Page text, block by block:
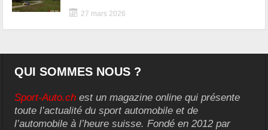
27 mars 2026
QUI SOMMES NOUS ?
Sport-Auto.ch est un magazine online qui présente
toute l’actualité du sport automobile et de
l’automobile à l’heure suisse. Fondé en 2012 par